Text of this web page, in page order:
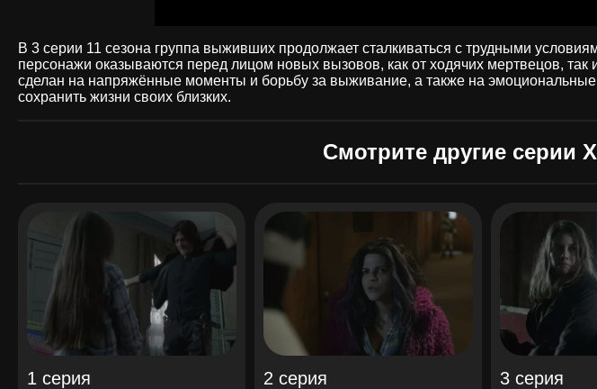
В 3 серии 11 сезона группа выживших продолжает сталкиваться с трудными
персонажи оказываются перед лицом новых вызовов, как от ходячих мертвецов,
сделан на напряжённые моменты и борьбу за выживание, а также на
сохранить жизни своих близких.
Смотрите другие серии
1 серия 2 серия 3 серия